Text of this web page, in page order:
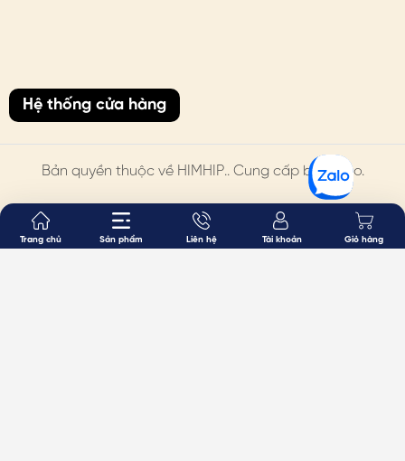
Hệ thống cửa hàng
Bản quyền thuộc về HIMHIP.. Cung cấp bởi Sapo.
Trang chủ Sản phẩm Liên hệ Tài khoản Giỏ hàng